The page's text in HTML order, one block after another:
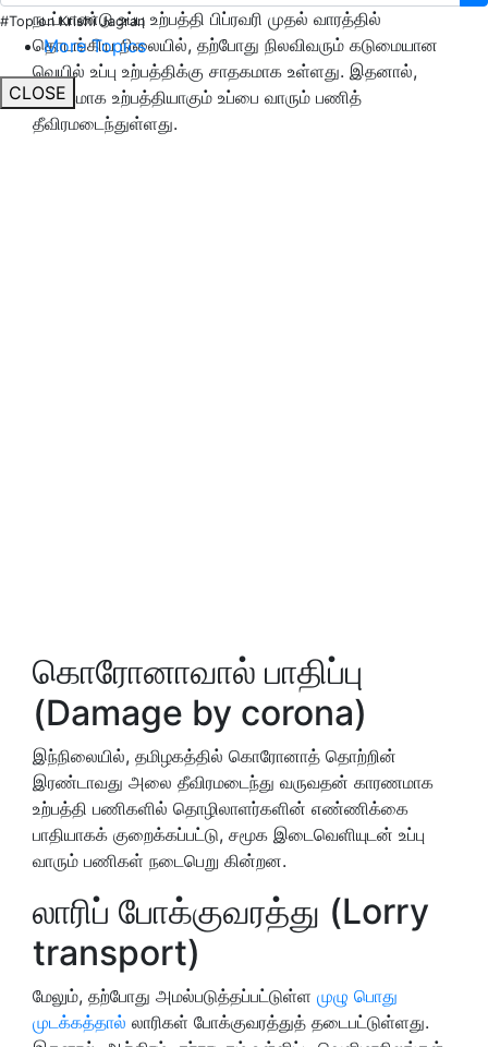
#Top on Krishi Jagran
More Topics
CLOSE
நடப்பாண்டு உப்பு உற்பத்தி பிப்ரவரி முதல் வாரத்தில்
தொடங்கிய நிலையில், தற்போது நிலவிவரும் கடுமையான
வெயில் உப்பு உற்பத்திக்கு சாதகமாக உள்ளது. இதனால்,
அதிகமாக உற்பத்தியாகும் உப்பை வாரும் பணித்
தீவிரமடைந்துள்ளது.
கொரோனாவால் பாதிப்பு
(Damage by corona)
இந்நிலையில், தமிழகத்தில் கொரோனாத் தொற்றின்
இரண்டாவது அலை தீவிரமடைந்து வருவதன் காரணமாக
உற்பத்தி பணிகளில் தொழிலாளர்களின் எண்ணிக்கை
பாதியாகக் குறைக்கப்பட்டு, சமூக இடைவெளியுடன் உப்பு
வாரும் பணிகள் நடைபெறு கின்றன.
லாரிப் போக்குவரத்து (Lorry
transport)
மேலும், தற்போது அமல்படுத்தப்பட்டுள்ள முழு பொது
முடக்கத்தால் லாரிகள் போக்குவரத்துத் தடைபட்டுள்ளது.